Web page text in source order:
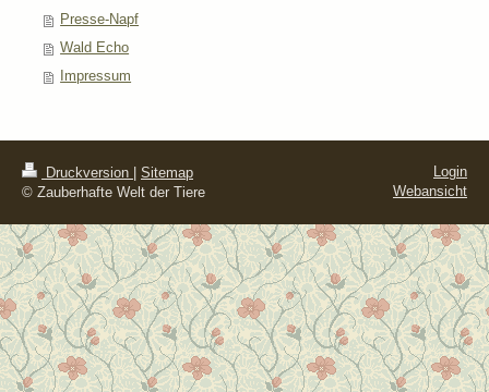
Presse-Napf
Wald Echo
Impressum
Druckversion
Sitemap
© Zauberhafte Welt der Tiere
Login
Webansicht